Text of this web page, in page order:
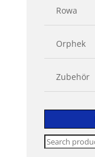
Rowa
Orphek
Zubehör
Search